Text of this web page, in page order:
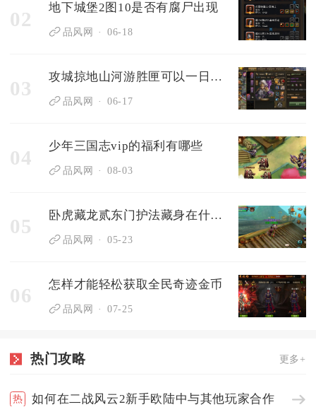
02 地下城堡2图10是否有腐尸出现
品风网 06-18
03 攻城掠地山河游胜匣可以一日游吗
品风网 06-17
04 少年三国志vip的福利有哪些
品风网 08-03
05 卧虎藏龙贰东门护法藏身在什么地方
品风网 05-23
06 怎样才能轻松获取全民奇迹金币
品风网 07-25
热门攻略 更多+
如何在二战风云2新手欧陆中与其他玩家合作